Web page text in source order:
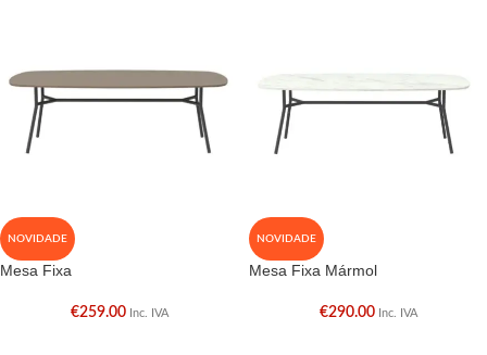
NOVIDADE
Mesa Fixa
€259.00 Inc. IVA
NOVIDADE
Mesa Fixa Mármol
€290.00 Inc. IVA